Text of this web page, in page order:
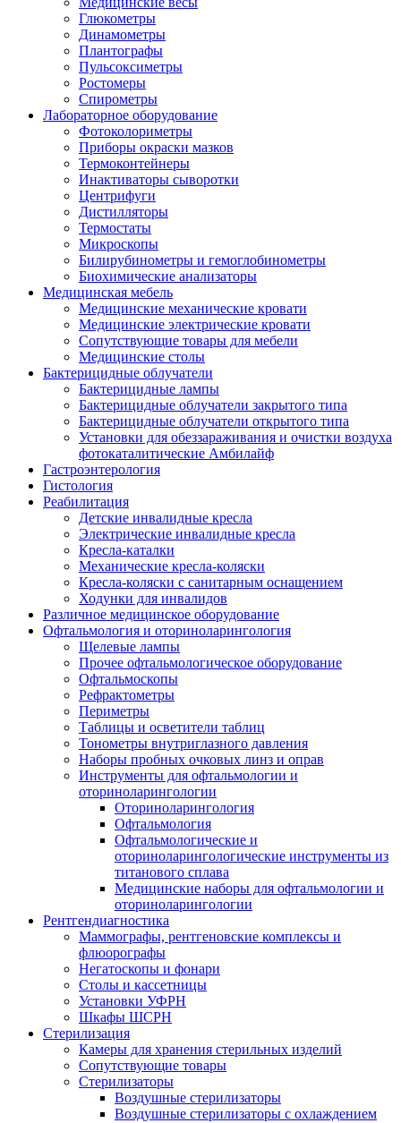
Глюкометры
Динамометры
Плантографы
Пульсоксиметры
Ростомеры
Спирометры
Лабораторное оборудование
Фотоколориметры
Приборы окраски мазков
Термоконтейнеры
Инактиваторы сыворотки
Центрифуги
Дистилляторы
Термостаты
Микроскопы
Билирубинометры и гемоглобинометры
Биохимические анализаторы
Медицинская мебель
Медицинские механические кровати
Медицинские электрические кровати
Сопутствующие товары для мебели
Медицинские столы
Бактерицидные облучатели
Бактерицидные лампы
Бактерицидные облучатели закрытого типа
Бактерицидные облучатели открытого типа
Установки для обеззараживания и очистки воздуха
фотокаталитические Амбилайф
Гастроэнтерология
Гистология
Реабилитация
Детские инвалидные кресла
Электрические инвалидные кресла
Кресла-каталки
Механические кресла-коляски
Кресла-коляски с санитарным оснащением
Ходунки для инвалидов
Различное медицинское оборудование
Офтальмология и оториноларингология
Щелевые лампы
Прочее офтальмологическое оборудование
Офтальмоскопы
Рефрактометры
Периметры
Таблицы и осветители таблиц
Тонометры внутриглазного давления
Наборы пробных очковых линз и оправ
Инструменты для офтальмологии и
оториноларингологии
Оториноларингология
Офтальмология
Офтальмологические и
оториноларингологические инструменты из
титанового сплава
Медицинские наборы для офтальмологии и
оториноларингологии
Рентгендиагностика
Маммографы, рентгеновские комплексы и
флюорографы
Негатоскопы и фонари
Столы и кассетницы
Установки УФРН
Шкафы ШСРН
Стерилизация
Камеры для хранения стерильных изделий
Сопутствующие товары
Стерилизаторы
Воздушные стерилизаторы
Воздушные стерилизаторы с охлаждением